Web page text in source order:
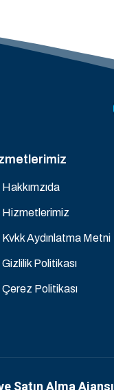
Hakkımzıda
Hizmetlerimiz
Kvkk Aydınlatma Metni
Gizlilik Politikası
Çerez Politikası